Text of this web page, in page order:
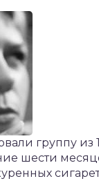
группу из
шести